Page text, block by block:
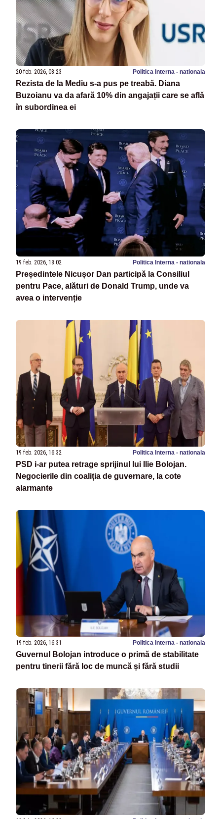
20 feb. 2026, 08:23 Politica Interna - nationala
Rezista de la Mediu s-a pus pe treabă. Diana
Buzoianu va da afară 10% din angajații care se află
în subordinea ei
19 feb. 2026, 18:02 Politica Interna - nationala
Președintele Nicușor Dan participă la Consiliul
pentru Pace, alături de Donald Trump, unde va
avea o intervenție
19 feb. 2026, 16:32 Politica Interna - nationala
PSD i-ar putea retrage sprijinul lui Ilie Bolojan.
Negocierile din coaliția de guvernare, la cote
alarmante
19 feb. 2026, 16:31 Politica Interna - nationala
Guvernul Bolojan introduce o primă de stabilitate
pentru tinerii fără loc de muncă și fără studii